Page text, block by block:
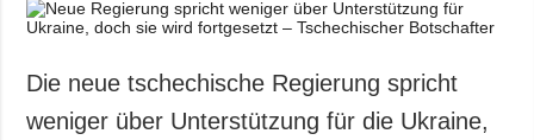
Die neue tschechische Regierung spricht
weniger über Unterstützung für die Ukraine,